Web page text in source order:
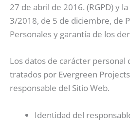
27 de abril de 2016. (RGPD) y
3/2018, de 5 de diciembre, de
Personales y garantía de los
Los datos de carácter personal
tratados por Evergreen
responsable del Sitio Web.
Identidad del